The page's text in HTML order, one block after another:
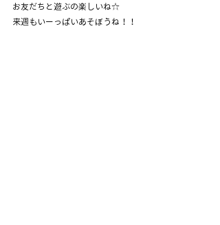
お友だちと遊ぶの楽しいね☆
来週もいーっぱいあそぼうね！！